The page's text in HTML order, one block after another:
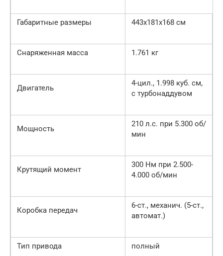
Габаритные размеры 443х181х168 см
Снаряженная масса 1.761 кг
Двигатель
4-цил., 1.998 куб. см,
с турбонаддувом
Мощность
210 л.с. при 5.300 об/
мин
Крутящий момент
300 Нм при 2.500-
4.000 об/мин
Коробка передач
6-ст., механич. (5-ст.,
автомат.)
Тип привода полный